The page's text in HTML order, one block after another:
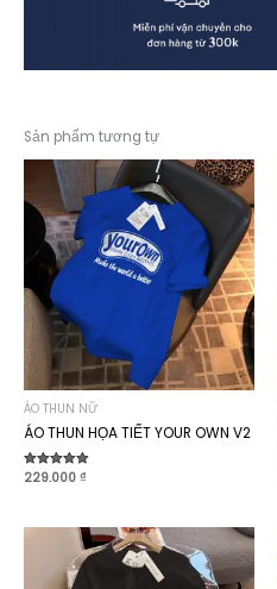
Sản phẩm tương tự
ÁO THUN NỮ
ÁO THUN HỌA TIẾT YOUR OWN V2
Được xếp
229.000 ₫